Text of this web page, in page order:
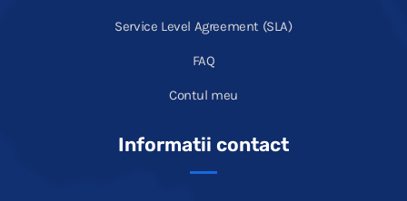
Service Level Agreement (SLA)
FAQ
Contul meu
Informatii contact